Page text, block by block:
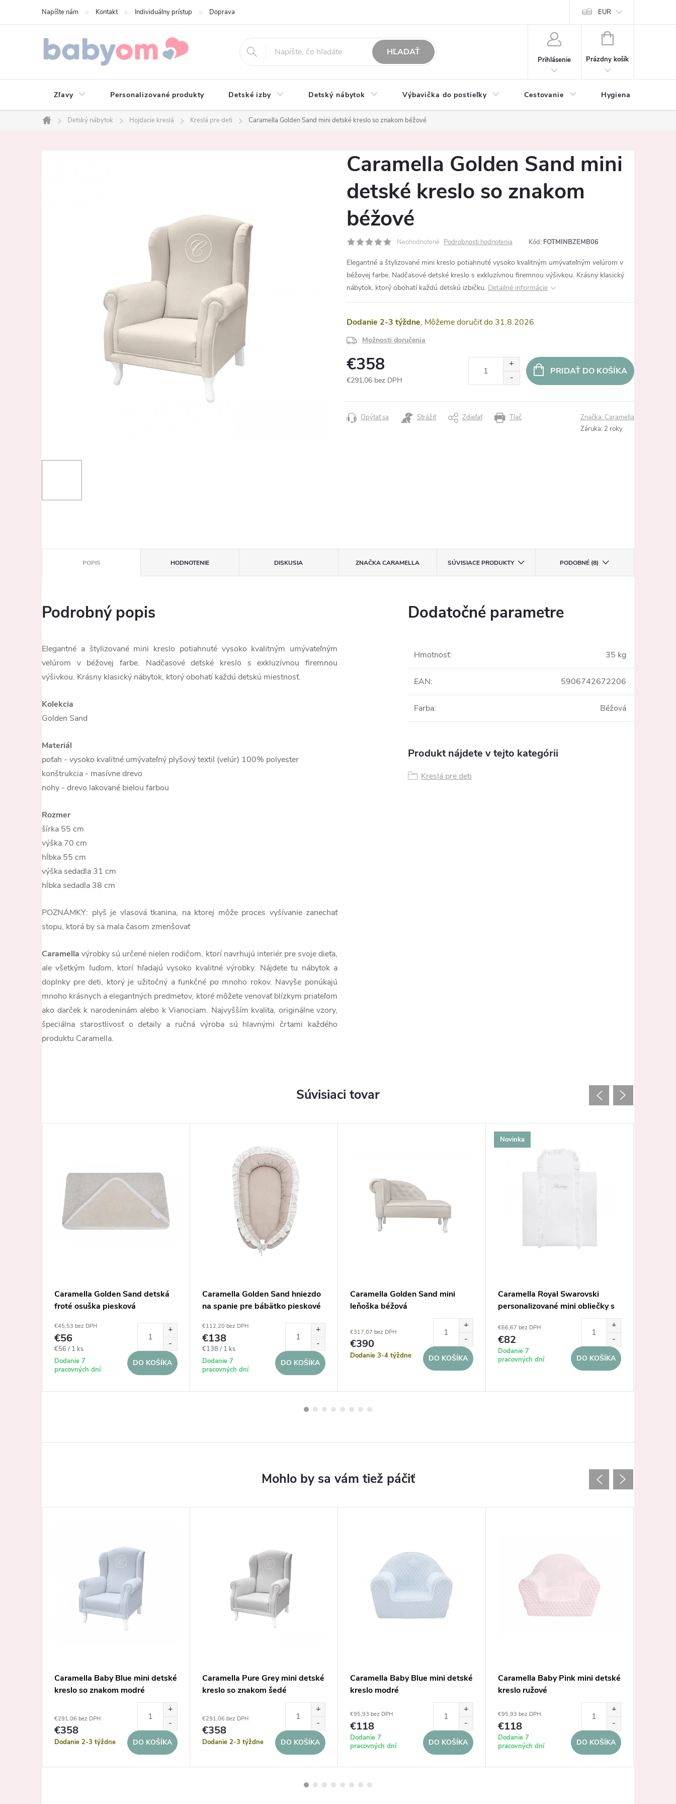
Napíšte nám Kontakt Individuálny prístup Doprava Vrátenie tovaru a reklamácia Ochrana osobných
EUR
HĽADAŤ
Prihlásenie
NÁKUPNÝ
Prázdny košík
Zľavy Personalizované produkty Detské izby Detský nábytok Výbavička do postieľky Cestovanie Hygiena
Domov
Detský nábytok Hojdacie kreslá Kreslá pre deti Caramella Golden Sand mini detské kreslo so znakom béžové
Caramella Golden Sand mini
detské kreslo so znakom
béžové
Neohodnotené Podrobnosti hodnotenia Kód: FOTMINBZEMB06
Elegantné a štylizované mini kreslo potiahnuté vysoko kvalitným umývateľným velúrom v
béžovej farbe. Nadčasové detské kreslo s exkluzívnou firemnou výšivkou. Krásny klasický
nábytok, ktorý obohatí každú detskú izbičku. Detailné informácie
Dodanie 2-3 týždne 31.8.2026
Možnosti doručenia
€358
€291,06 bez DPH
cena:
PRIDAŤ DO KOŠÍKA
Tlač
Opýtať sa Strážiť Zdieľať Značka: Caramella
Záruka: 2 roky
POPIS HODNOTENIE DISKUSIA ZNAČKACARAMELLA SÚVISIACE PRODUKTY PODOBNÉ (8)
Podrobný popis
Elegantné a štylizované mini kreslo potiahnuté vysoko kvalitným umývateľným
velúrom v béžovej farbe. Nadčasové detské kreslo s exkluzívnou firemnou
výšivkou. Krásny klasický nábytok, ktorý obohatí každú detskú miestnosť.
Kolekcia
Golden Sand
Materiál
poťah - vysoko kvalitné umývateľný plyšový textil (velúr) 100% polyester
konštrukcia - masívne drevo
nohy - drevo lakované bielou farbou
Rozmer
šírka 55 cm
výška 70 cm
hĺbka 55 cm
výška sedadla 31 cm
hĺbka sedadla 38 cm
POZNÁMKY: plyš je vlasová tkanina, na ktorej môže proces vyšívanie zanechať
stopu, ktorá by sa mala časom zmenšovať
Caramella výrobky sú určené nielen rodičom, ktorí navrhujú interiér pre svoje dieťa,
ale všetkým ľuďom, ktorí hľadajú vysoko kvalitné výrobky. Nájdete tu nábytok a
doplnky pre deti, ktorý je užitočný a funkčné po mnoho rokov. Navyše ponúkajú
mnoho krásnych a elegantných predmetov, ktoré môžete venovať blízkym priateľom
ako darček k narodeninám alebo k Vianociam. Najvyšším kvalita, originálne vzory,
špeciálna starostlivosť o detaily a ručná výroba sú hlavnými črtami každého
produktu Caramella.
Dodatočné parametre
Hmotnosť: 35 kg
EAN: 5906742672206
Farba: Béžová
Produkt nájdete v tejto kategórii
Kreslá pre deti
Súvisiaci tovar
Caramella Golden Sand detská
froté osuška piesková
€45,53 bez DPH
€56
Jednotková
cena:
€56 / 1 ks
Dodanie 7
pracovných dní
DO KOŠÍKA
Caramella Golden Sand hniezdo
na spanie pre bábätko pieskové
€112,20 bez DPH
€138
Jednotková
cena:
€138 / 1 ks
Dodanie 7
pracovných dní
DO KOŠÍKA
Caramella Golden Sand mini
leňoška béžová
€317,07 bez DPH
€390
Dodanie 3-4 týždne DO KOŠÍKA
Novinka
Caramella Royal Swarovski
personalizované mini obliečky s
€66,67 bez DPH
€82
Dodanie 7
pracovných dní
DO KOŠÍKA
Caramella Baby Blue mini detské
kreslo so znakom modré
€291,06 bez DPH
€358
Dodanie 2-3 týždne DO KOŠÍKA
Caramella Pure Grey mini detské
kreslo so znakom šedé
€291,06 bez DPH
€358
Dodanie 2-3 týždne DO KOŠÍKA
Caramella Baby Blue mini detské
kreslo modré
€95,93 bez DPH
€118
Dodanie 7
pracovných dní
DO KOŠÍKA
Caramella Baby Pink mini detské
kreslo ružové
€95,93 bez DPH
€118
Dodanie 7
pracovných dní
DO KOŠÍKA